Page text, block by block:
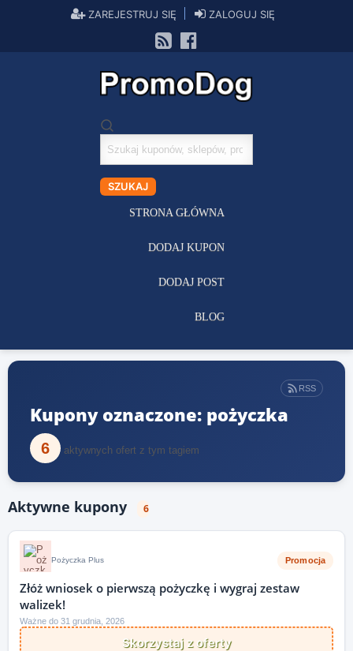
ZAREJESTRUJ SIĘ ZALOGUJ SIĘ
Szukaj
kuponów
SZUKAJ
STRONA GŁÓWNA
DODAJ KUPON
DODAJ POST
BLOG
RSS
Kupony oznaczone: pożyczka
6 aktywnych ofert z tym tagiem
Aktywne kupony 6
Pożyczka Plus Promocja
Złóż wniosek o pierwszą pożyczkę i wygraj zestaw
walizek!
Ważne do 31 grudnia, 2026
Skorzystaj z oferty